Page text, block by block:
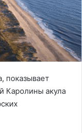
показывает
Каролины акула